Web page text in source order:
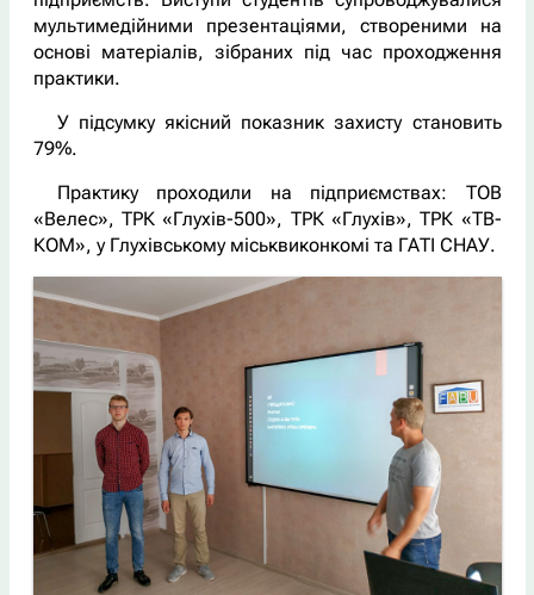
мультимедійними презентаціями, створеними на
основі матеріалів, зібраних під час проходження
практики.
У підсумку якісний показник захисту становить
79%.
Практику проходили на підприємствах: ТОВ
«Велес», ТРК «Глухів-500», ТРК «Глухів», ТРК «ТВ-
КОМ», у Глухівському міськвиконкомі та ГАТІ СНАУ.